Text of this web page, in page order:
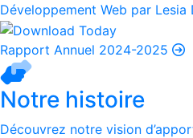
Développement Web par Lesia
Rapport Annuel 2024-2025
Notre histoire
Découvrez notre vision